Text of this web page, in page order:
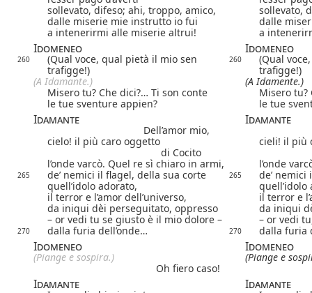
sollevato, difeso; ahi, troppo, amico,
sollevato,
dalle miserie mie instrutto io fui
dalle
a intenerirmi alle miserie altrui!
a
Idomeneo Idomeneo
260
(Qual voce, qual pietà il mio sen
trafigge!)
260
(Qual
trafigge!)
(A Idamante.)
(A Idamente.)
Misero tu? Che dici?… Ti son conte
Misero tu?
le tue sventure appien?
le tue
Idamante Idamante
Dell’amor mio,
cielo! il più caro oggetto
cieli! il più
di Cocito
l’onde varcò. Quel re sì chiaro in armi,
l’onde
265 de’ nemici il flagel, della sua corte 265
de’
quell’idolo adorato,
quell’idolo
il terror e l’amor dell’universo,
il terror e
da iniqui dèi perseguitato, oppresso
da iniqui
– or vedi tu se giusto è il mio dolore –
– or vedi
270 dalla furia dell’onde… 270 dalla furia
Idomeneo Idomeneo
(Piange e sospira.)
(Piange e
Oh fiero caso!
Idamante Idamante